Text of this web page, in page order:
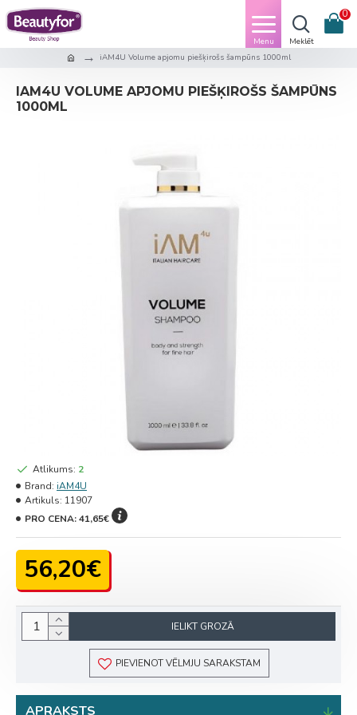
0
iAM4U Volume apjomu piešķirošs šampūns 1000ml
IAM4U VOLUME APJOMU PIEŠĶIROŠS ŠAMPŪNS
1000ML
56,20€
Atlikums: 2
Brand: iAM4U
Artikuls: 11907
PRO CENA:41,65€
IELIKT GROZĀ
PIEVIENOT VĒLMJU SARAKSTAM
APRAKSTS